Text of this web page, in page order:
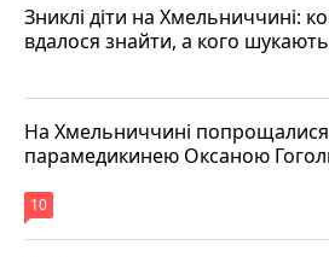
Зниклі діти на Хмельниччині:
вдалося знайти, а кого шукають
На Хмельниччині
парамедикинею Оксаною
10